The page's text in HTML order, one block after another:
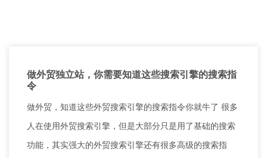
做外贸独立站，你需要知道这些搜索引擎的搜索指
令
做外贸，知道这些外贸搜索引擎的搜索指令你就牛了 很多
人在使用外贸搜索引擎，但是大部分只是用了基础的搜索
功能，其实强大的外贸搜索引擎还有很多高级的搜索指